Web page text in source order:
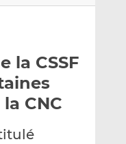
la CSSF
CNC